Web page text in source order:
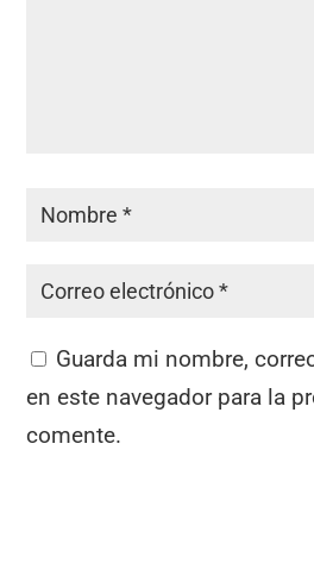
Guarda mi nombre,
en este navegador para la
comente.